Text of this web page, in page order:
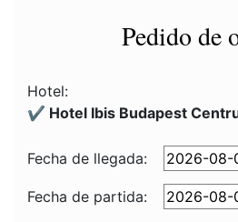
Pedido de
Hotel:
✔️ Hotel Ibis Budapest
Fecha de llegada:
Fecha de partida: